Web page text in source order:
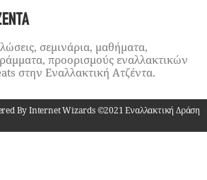
σεμινάρια, μαθήματα,
προορισμούς εναλλακτικών
στην Εναλλακτική Ατζέντα.
By Internet Wizards ©2021 Εναλλακτική Δράση